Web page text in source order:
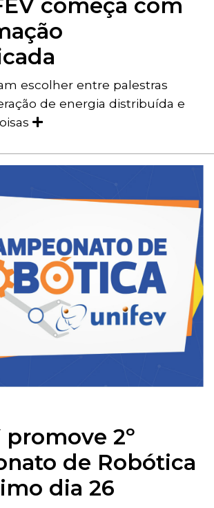
começa com
escolher entre palestras
de energia distribuída e
promove 2º
de Robótica
dia 26